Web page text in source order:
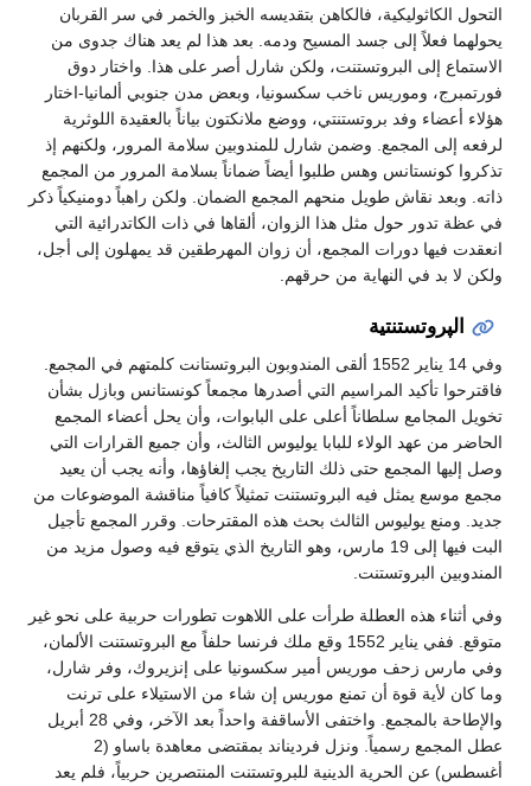
التحول الكاثوليكية، فالكاهن بتقديسه الخبز والخمر في سر القربان
يحولهما فعلاً إلى جسد المسيح ودمه. بعد هذا لم يعد هناك جدوى من
الاستماع إلى البروتستنت، ولكن شارل أصر على هذا. واختار دوق
فورتمبرج، وموريس ناخب سكسونيا، وبعض مدن جنوبي ألمانيا-اختار
هؤلاء أعضاء وفد بروتستنتي، ووضع ملانكتون بياناً بالعقيدة اللوثرية
لرفعه إلى المجمع. وضمن شارل للمندوبين سلامة المرور، ولكنهم إذ
تذكروا كونستانس وهس طلبوا أيضاً ضماناً بسلامة المرور من المجمع
ذاته. وبعد نقاش طويل منحهم المجمع الضمان. ولكن راهباً دومنيكياً ذكر
في عظة تدور حول مثل هذا الزوان، ألقاها في ذات الكاتدرائية التي
انعقدت فيها دورات المجمع، أن زوان المهرطقين قد يمهلون إلى أجل،
ولكن لا بد في النهاية من حرقهم.
الپروتستنتية
وفي 14 يناير 1552 ألقى المندوبون البروتستانت كلمتهم في المجمع.
فاقترحوا تأكيد المراسيم التي أصدرها مجمعاً كونستانس وبازل بشأن
تخويل المجامع سلطاناً أعلى على البابوات، وأن يحل أعضاء المجمع
الحاضر من عهد الولاء للبابا يوليوس الثالث، وأن جميع القرارات التي
وصل إليها المجمع حتى ذلك التاريخ يجب إلغاؤها، وأنه يجب أن يعيد
مجمع موسع يمثل فيه البروتستنت تمثيلاً كافياً مناقشة الموضوعات من
جديد. ومنع يوليوس الثالث بحث هذه المقترحات. وقرر المجمع تأجيل
البت فيها إلى 19 مارس، وهو التاريخ الذي يتوقع فيه وصول مزيد من
المندوبين البروتستنت.
وفي أثناء هذه العطلة طرأت على اللاهوت تطورات حربية على نحو غير
متوقع. ففي يناير 1552 وقع ملك فرنسا حلفاً مع البروتستنت الألمان،
وفي مارس زحف موريس أمير سكسونيا على إنزيروك، وفر شارل،
وما كان لأية قوة أن تمنع موريس إن شاء من الاستيلاء على ترنت
والإطاحة بالمجمع. واختفى الأساقفة واحداً بعد الآخر، وفي 28 أبريل
عطل المجمع رسمياً. ونزل فرديناند بمقتضى معاهدة باساو (2
أغسطس) عن الحرية الدينية للبروتستنت المنتصرين حربياً، فلم يعد